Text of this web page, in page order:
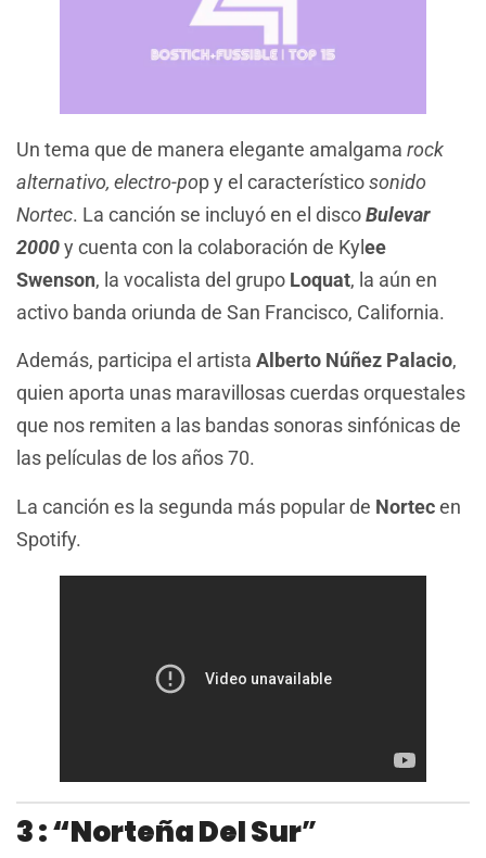
Un tema que de manera elegante amalgama rock
alternativo, electro-pop y el característicosonido
Nortec. La canción se incluyó en el discoBulevar
2000y cuenta con la colaboración de Kylee
Swenson, la vocalista del grupo Loquat, la aún en
activo banda oriunda de San Francisco, California.
Además, participa el artista Alberto Núñez Palacio,
quien aporta unas maravillosas cuerdas orquestales
que nos remiten a las bandas sonoras sinfónicas de
las películas de los años 70.
La canción es la segunda más popular de Nortecen
Spotify.
3 : “Norteña Del Sur”